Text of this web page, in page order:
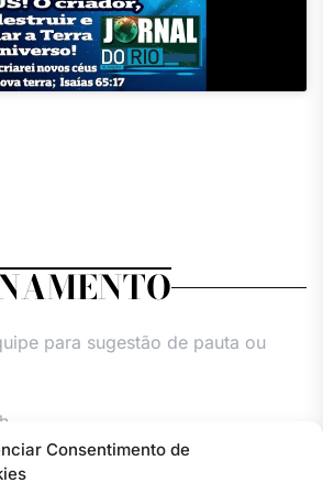
Consentimento de
para sugestão de pauta ou